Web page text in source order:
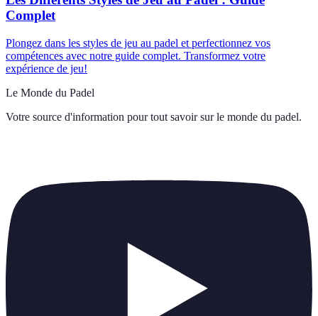
Complet
Plongez dans les styles de jeu au padel et perfectionnez vos
compétences avec notre guide complet. Transformez votre
expérience de jeu!
Le Monde du Padel
Votre source d'information pour tout savoir sur le monde du padel.